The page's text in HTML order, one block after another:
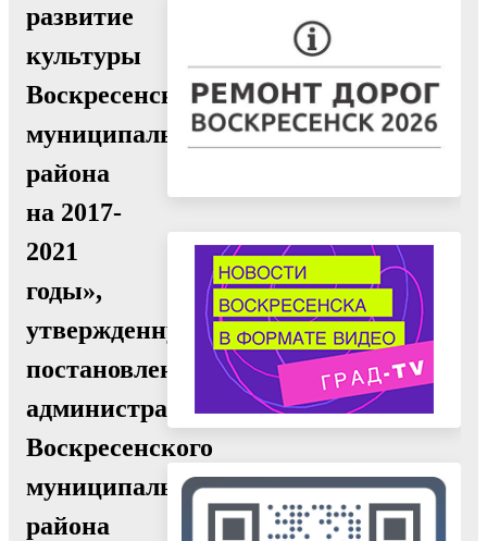
развитие
культуры
Воскресенского
муниципального
района
на 2017-
2021
годы»,
утвержденную
постановлением
администрации
Воскресенского
муниципального
района